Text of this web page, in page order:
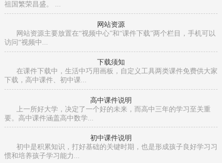
祖国繁荣昌盛。 ...
网站资源
网站资源主要放置在“视频中心”和“课件下载”两个栏目，手机可以
访问“视频中...
下载须知
在课件下载中，生活中巧用画板，自定义工具两类课件免费供大家
下载，高中课件、初中课...
高中课件说明
上一所好大学，决定了一个好的未来，而高中三年的学习至关重
要。高中课件涵盖高中数学...
初中课件说明
初中是积累知识，打好基础的关键时期，也是形成孩子良好学习习
惯和培养孩子学习能力...